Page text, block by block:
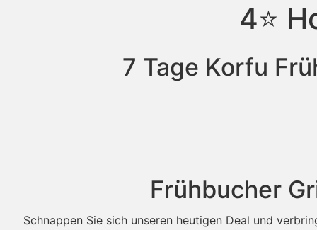
4⭐
7 Tage Korfu
Frühbucher
Schnappen Sie sich unseren heutigen Deal und